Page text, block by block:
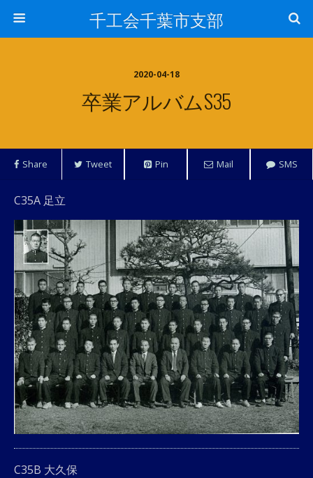
千工会千葉市支部
2020-04-18
卒業アルバムS35
Share Tweet Pin Mail SMS
C35A 足立
C35B 大久保